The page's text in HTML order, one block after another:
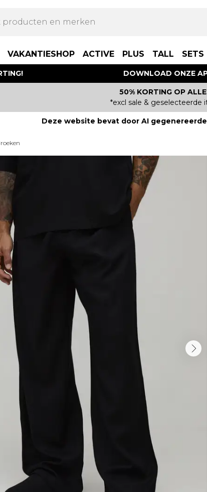
VAKANTIESHOP ACTIVE PLUS TALL SETS
DOWNLOAD ONZE
50% KORTING OP
*excl sale & geselecteerde
Deze website bevat door AI